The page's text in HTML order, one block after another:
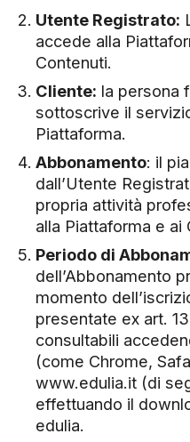
Utente Registrato:
accede alla
Contenuti.
Cliente: la persona
sottoscrive il
Piattaforma.
Abbonamento: il
dall’Utente
propria attività
alla Piattaforma e ai
Periodo di
dell’Abbonamento
momento
presentate ex art.
consultabili
(come Chrome,
www.edulia.it (di
effettuando il
edulia.